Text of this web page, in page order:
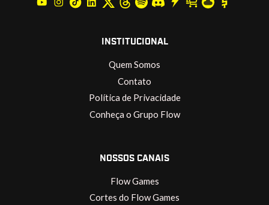
INSTITUCIONAL
Quem Somos
Contato
Política de Privacidade
Conheça o Grupo Flow
NOSSOS CANAIS
Flow Games
Cortes do Flow Games